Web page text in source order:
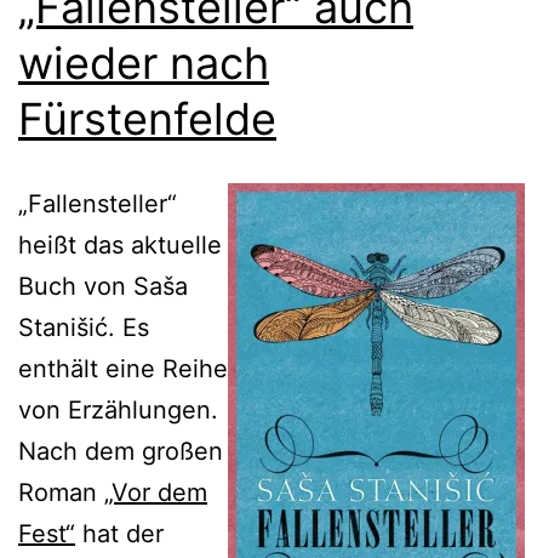
wieder nach
Fürstenfelde
„Fallensteller“
heißt das aktuelle
Buch von Saša
Stanišić. Es
enthält eine Reihe
von Erzählungen.
Nach dem großen
Roman „Vor dem
Fest“ hat der